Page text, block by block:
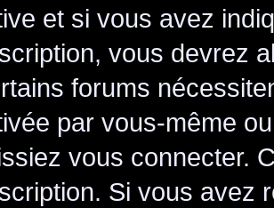
et si vous avez
vous devrez
forums
par vous-même
vous connecter.
Si vous avez